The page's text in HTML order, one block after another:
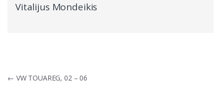
Vitalijus Mondeikis
Navigacija
← VW TOUAREG, 02 – 06